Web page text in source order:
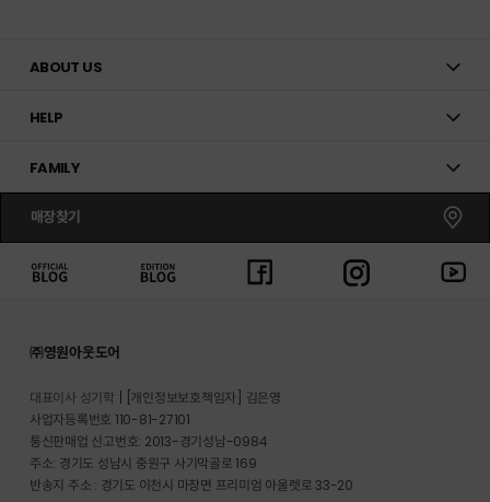
ABOUT US
HELP
FAMILY
매장찾기
㈜영원아웃도어
대표이사 성기학
[개인정보보호책임자] 김은영
사업자등록번호 110-81-27101
통신판매업 신고번호: 2013-경기성남-0984
주소: 경기도 성남시 중원구 사기막골로 169
반송지 주소 : 경기도 이천시 마장면 프리미엄 아울렛로 33-20